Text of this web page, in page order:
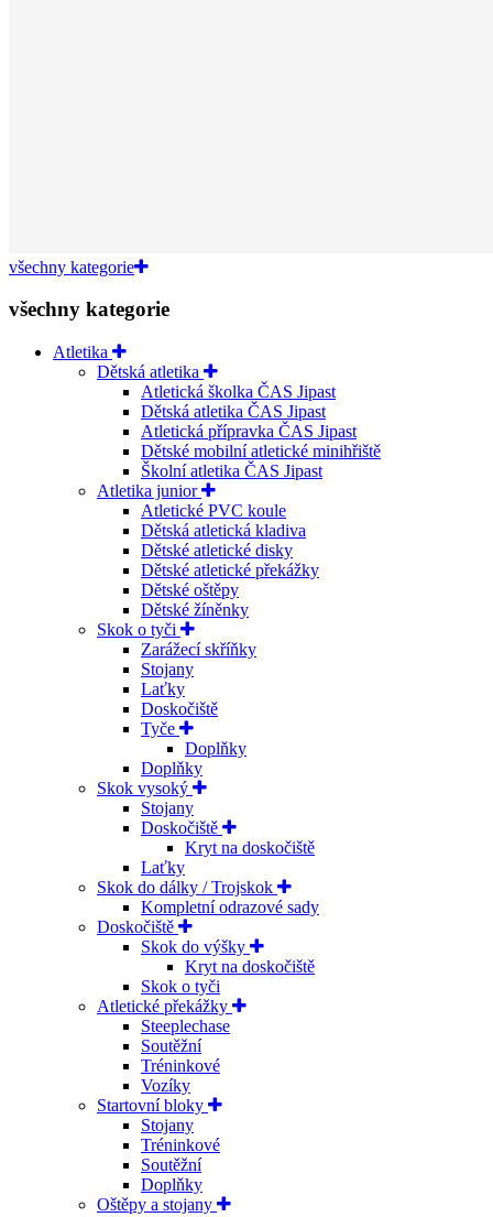
všechny kategorie
všechny kategorie
Atletika
Dětská atletika
Atletická školka ČAS Jipast
Dětská atletika ČAS Jipast
Atletická přípravka ČAS Jipast
Dětské mobilní atletické minihřiště
Školní atletika ČAS Jipast
Atletika junior
Atletické PVC koule
Dětská atletická kladiva
Dětské atletické disky
Dětské atletické překážky
Dětské oštěpy
Dětské žíněnky
Skok o tyči
Zarážecí skříňky
Stojany
Laťky
Doskočiště
Tyče
Doplňky
Doplňky
Skok vysoký
Stojany
Doskočiště
Kryt na doskočiště
Laťky
Skok do dálky / Trojskok
Kompletní odrazové sady
Doskočiště
Skok do výšky
Kryt na doskočiště
Skok o tyči
Atletické překážky
Steeplechase
Soutěžní
Tréninkové
Vozíky
Startovní bloky
Stojany
Tréninkové
Soutěžní
Doplňky
Oštěpy a stojany